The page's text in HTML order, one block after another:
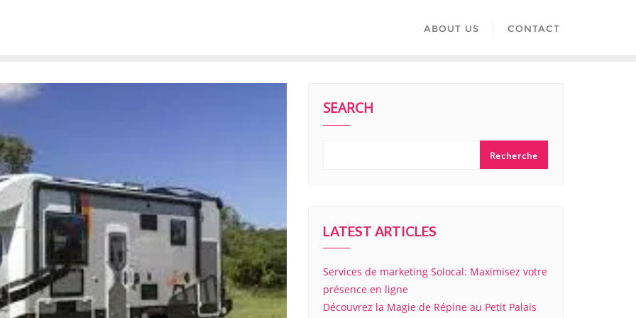
ABOUT US CONTACT
SEARCH
Recherche
LATEST ARTICLES
Services de marketing Solocal: Maximisez votre
présence en ligne
Découvrez la Magie de Répine au Petit Palais